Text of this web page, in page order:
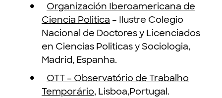
Organización Iberoamericana de
Ciencia Politica – Ilustre Colegio
Nacional de Doctores y Licenciados
en Ciencias Politicas y Sociologia,
Madrid, Espanha.
OTT – Observatório de Trabalho
Temporário, Lisboa,Portugal.